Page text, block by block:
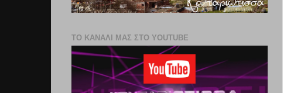
ΤΟ ΚΑΝΑΛΙ ΜΑΣ ΣΤΟ YOUTUBE